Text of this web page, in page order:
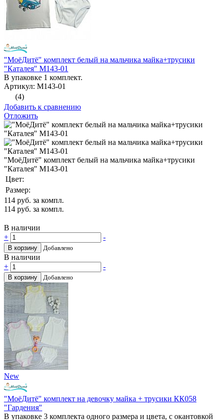
"МоёДитё" комплект белый на мальчика майка+трусики
"Каталея" М143-01
В упаковке 1 комплект.
Артикул: М143-01
(4)
Добавить к сравнению
Отложить
"МоёДитё" комплект белый на мальчика майка+трусики
"Каталея" М143-01
Цвет:
Размер:
114 руб. за компл.
114 руб. за компл.
В наличии
+
-
В корзину Добавлено
В наличии
+
-
В корзину Добавлено
New
"МоёДитё" комплект на девочку майка + трусики КК058
"Гардения"
В упаковке 3 комплекта одного размера и цвета, с окантовкой